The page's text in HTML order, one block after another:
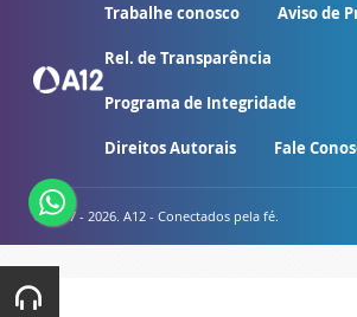
Trabalhe conosco Aviso de
Rel. de Transparência
Programa de Integridade
Direitos Autorais Fale
© 2007 - 2026. A12 - Conectados pela fé.